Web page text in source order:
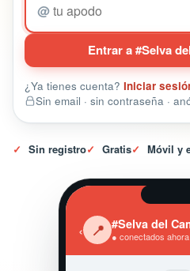
@
Entrar a #Selva
¿Ya tienes cuenta? Iniciar
Sin email · sin contraseña ·
✓ Sin registro✓ Gratis✓ Móvil y
‹ 📍 #Selva del
● conectados ahora